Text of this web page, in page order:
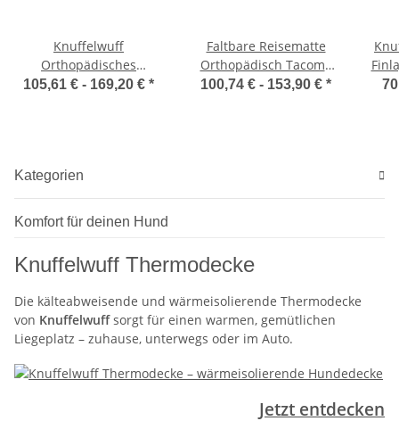
Knuffelwuff
Orthopädisches
Hundebett Columbia
105,61 € - 169,20 € *
Faltbare Reisematte
Orthopädisch Tacoma
aus Velours mit
100,74 € - 153,90 € *
Kategorien
Komfort für deinen Hund
Knuffelwuff Thermodecke
Die kälteabweisende und wärmeisolierende Thermodecke
von Knuffelwuffsorgt für einen warmen, gemütlichen
Liegeplatz – zuhause, unterwegs oder im Auto.
Jetzt entdecken